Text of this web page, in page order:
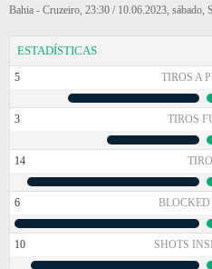
Bahia - Cruzeiro, 23:30 / 10.06.2023, sábado,
ESTADÍSTICAS
5 TIROS A
3 TIROS
14
6 BLOCKED
10 SHOTS